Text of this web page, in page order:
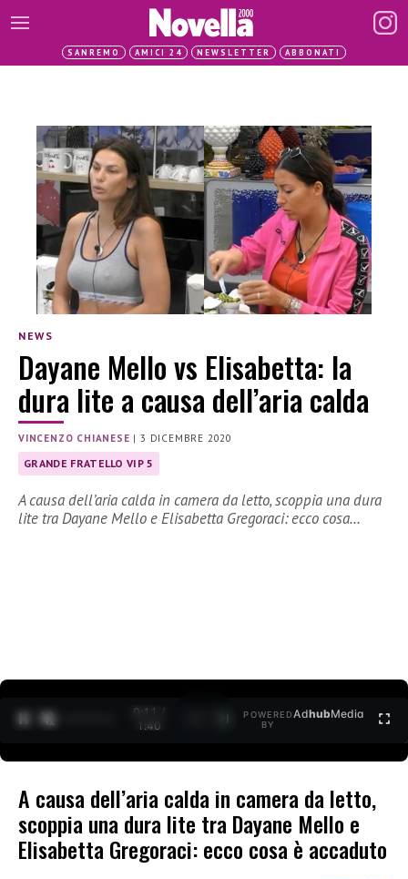
SANREMO AMICI 24 NEWSLETTER ABBONATI
NEWS
Dayane Mello vs Elisabetta: la
dura lite a causa dell’aria calda
VINCENZO CHIANESE |3 DICEMBRE 2020
GRANDE FRATELLO VIP 5
A causa dell’aria calda in camera da letto, scoppia una dura
lite tra Dayane Mello e Elisabetta Gregoraci: ecco cosa…
0:11 /
1:40
POWERED
BY
AdhubMedia
A causa dell’aria calda in camera da letto,
scoppia una dura lite tra Dayane Mello e
Elisabetta Gregoraci: ecco cosa è accaduto